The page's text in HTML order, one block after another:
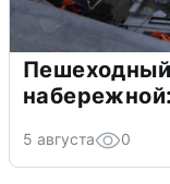
5 августа 0